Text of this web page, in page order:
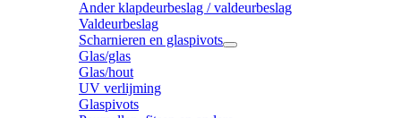
Ander klapdeurbeslag / valdeurbeslag
Valdeurbeslag
Scharnieren en glaspivots
Glas/glas
Glas/hout
UV verlijming
Glaspivots